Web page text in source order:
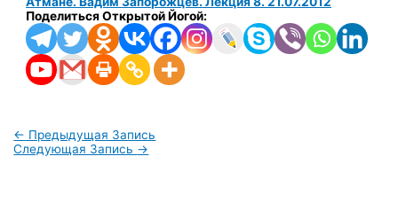
Поделиться Открытой Йогой:
← Предыдущая Запись
Следующая Запись →